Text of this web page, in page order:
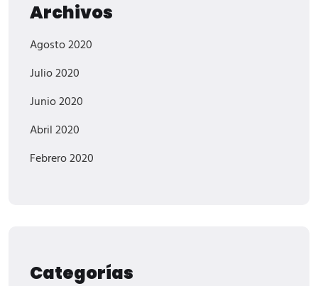
Archivos
Agosto 2020
Julio 2020
Junio 2020
Abril 2020
Febrero 2020
Categorías